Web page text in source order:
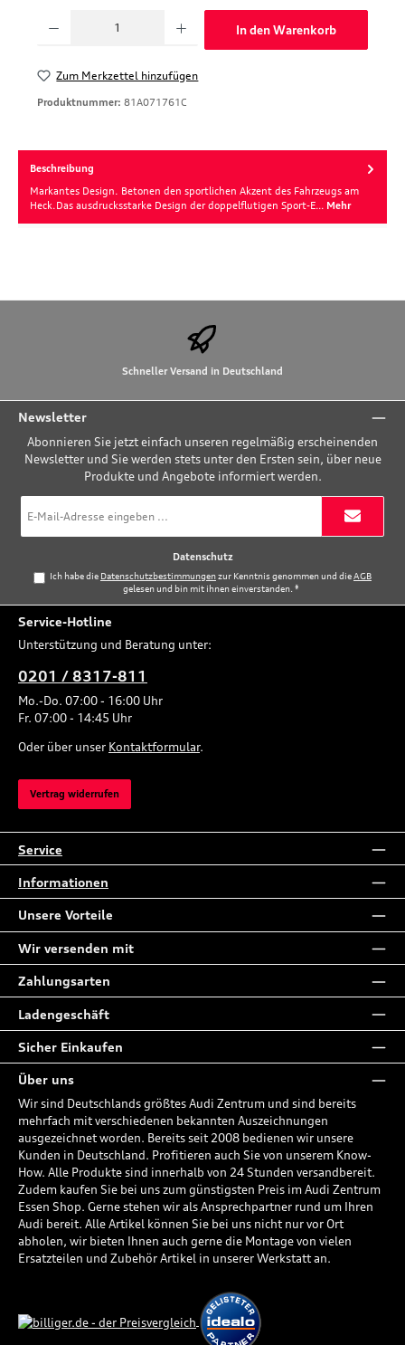
In den Warenkorb
Zum Merkzettel hinzufügen
Produktnummer: 81A071761C
Beschreibung
Markantes Design. Betonen den sportlichen Akzent des Fahrzeugs am
Heck.Das ausdrucksstarke Design der doppelflutigen Sport-E… Mehr
Schneller Versand in Deutschland
Newsletter
Abonnieren Sie jetzt einfach unseren regelmäßig erscheinenden
Newsletter und Sie werden stets unter den Ersten sein, über neue
Produkte und Angebote informiert werden.
Mail-
Adresse
Datenschutz
Ich habe die Datenschutzbestimmungenzur Kenntnis genommen und dieAGB
gelesen und bin mit ihnen einverstanden.*
Service-Hotline
Unterstützung und Beratung unter:
0201 / 8317-811
Mo.-Do. 07:00 - 16:00 Uhr
Fr. 07:00 - 14:45 Uhr
Oder über unser Kontaktformular.
Vertrag widerrufen
Service
Informationen
Unsere Vorteile
Wir versenden mit
Zahlungsarten
Ladengeschäft
Sicher Einkaufen
Über uns
Wir sind Deutschlands größtes Audi Zentrum und sind bereits
mehrfach mit verschiedenen bekannten Auszeichnungen
ausgezeichnet worden. Bereits seit 2008 bedienen wir unsere
Kunden in Deutschland. Profitieren auch Sie von unserem Know-
How. Alle Produkte sind innerhalb von 24 Stunden versandbereit.
Zudem kaufen Sie bei uns zum günstigsten Preis im Audi Zentrum
Essen Shop. Gerne stehen wir als Ansprechpartner rund um Ihren
Audi bereit. Alle Artikel können Sie bei uns nicht nur vor Ort
abholen, wir bieten Ihnen auch gerne die Montage von vielen
Ersatzteilen und Zubehör Artikel in unserer Werkstatt an.